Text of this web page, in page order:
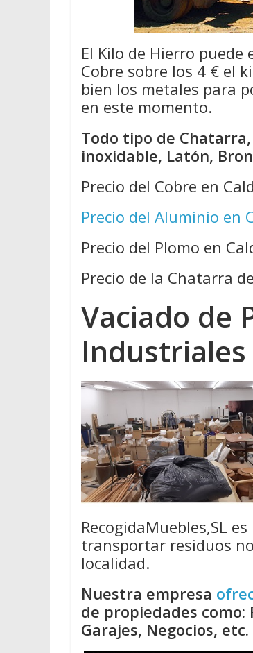
El Kilo de Hierro
Cobre sobre los 4 € el
bien los metales para
en este momento.
Todo tipo de
inoxidable, Latón,
Precio del Cobre en
Precio del Aluminio en
Precio del Plomo en
Precio de la Chatarra
Vaciado de
RecogidaMuebles,SL
transportar residuos
localidad.
Nuestra empresa
de propiedades como:
Garajes, Negocios, etc.